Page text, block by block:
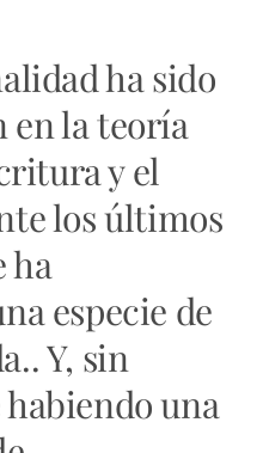
ha sido
en la teoría
y el
los últimos
ha
especie de
Y, sin
una